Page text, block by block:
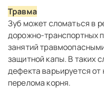
Травма
Зуб может сломаться в
дорожно-транспортных
занятий
защитной капы. В таких
дефекта варьируется
перелома корня.